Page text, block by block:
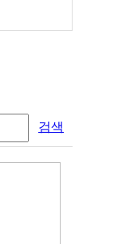
검색